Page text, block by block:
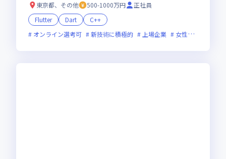
東京都、その他
500-1000万円
正社員
Flutter
Dart
C++
オンライン選考可
新技術に積極的 上場企業 女性エンジニアが活躍中